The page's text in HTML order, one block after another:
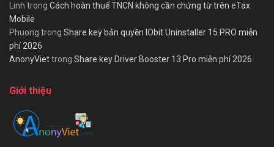
Linh trong Cách hoàn thuế TNCN không cần chứng từ trên eTax
Mobile
Phuong trong Share key bản quyền IObit Uninstaller 15 PRO miễn
phí 2026
AnonyViettrong Share key Driver Booster 13 Pro miễn phí 2026
Giới thiệu